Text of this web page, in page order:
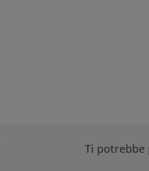
Ti potrebbe